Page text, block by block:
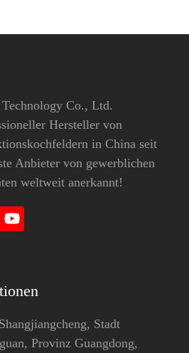
Co., Ltd.
Hersteller von
in China seit
Anbieter von gewerblichen
weltweit anerkannt!
YouTube
Stadt
Provinz Guangdong,